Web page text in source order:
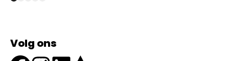
Volg ons